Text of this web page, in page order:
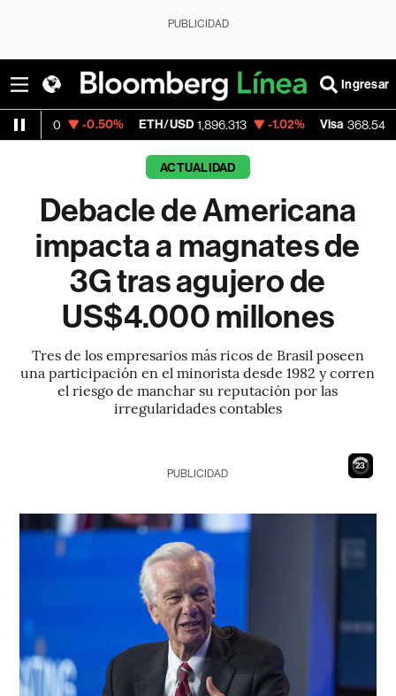
PUBLICIDAD
Ingresar
ETH/USD 1,896.313 -1.02% Visa 368.54 -0.28%
ACTUALIDAD
Debacle de Americana
impacta a magnates de
3G tras agujero de
US$4.000 millones
Tres de los empresarios más ricos de Brasil poseen
una participación en el minorista desde 1982 y corren
el riesgo de manchar su reputación por las
irregularidades contables
22
PUBLICIDAD